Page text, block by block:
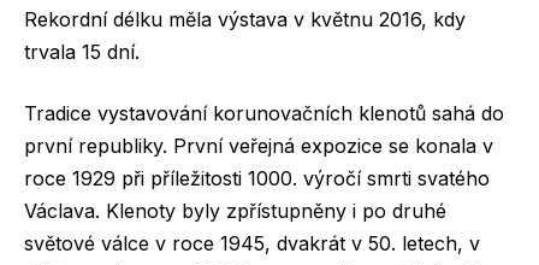
Rekordní délku měla výstava v květnu 2016, kdy
trvala 15 dní.
Tradice vystavování korunovačních klenotů sahá do
první republiky. První veřejná expozice se konala v
roce 1929 při příležitosti 1000. výročí smrti svatého
Václava. Klenoty byly zpřístupněny i po druhé
světové válce v roce 1945, dvakrát v 50. letech, v